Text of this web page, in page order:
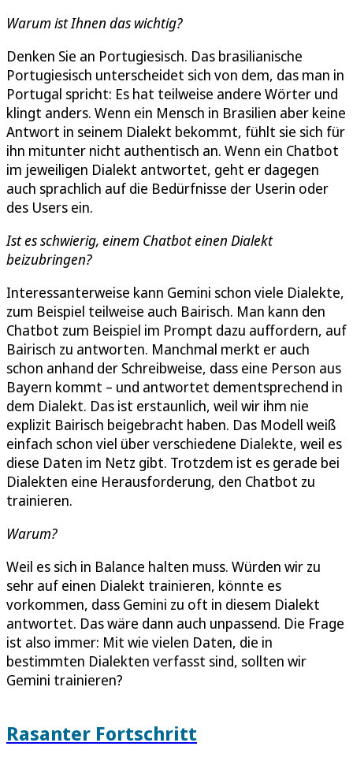
Warum ist Ihnen das wichtig?
Denken Sie an Portugiesisch. Das brasilianische
Portugiesisch unterscheidet sich von dem, das man in
Portugal spricht: Es hat teilweise andere Wörter und
klingt anders. Wenn ein Mensch in Brasilien aber keine
Antwort in seinem Dialekt bekommt, fühlt sie sich für
ihn mitunter nicht authentisch an. Wenn ein Chatbot
im jeweiligen Dialekt antwortet, geht er dagegen
auch sprachlich auf die Bedürfnisse der Userin oder
des Users ein.
Ist es schwierig, einem Chatbot einen Dialekt
beizubringen?
Interessanterweise kann Gemini schon viele Dialekte,
zum Beispiel teilweise auch Bairisch. Man kann den
Chatbot zum Beispiel im Prompt dazu auffordern, auf
Bairisch zu antworten. Manchmal merkt er auch
schon anhand der Schreibweise, dass eine Person aus
Bayern kommt – und antwortet dementsprechend in
dem Dialekt. Das ist erstaunlich, weil wir ihm nie
explizit Bairisch beigebracht haben. Das Modell weiß
einfach schon viel über verschiedene Dialekte, weil es
diese Daten im Netz gibt. Trotzdem ist es gerade bei
Dialekten eine Herausforderung, den Chatbot zu
trainieren.
Warum?
Weil es sich in Balance halten muss. Würden wir zu
sehr auf einen Dialekt trainieren, könnte es
vorkommen, dass Gemini zu oft in diesem Dialekt
antwortet. Das wäre dann auch unpassend. Die Frage
ist also immer: Mit wie vielen Daten, die in
bestimmten Dialekten verfasst sind, sollten wir
Gemini trainieren?
Rasanter Fortschritt